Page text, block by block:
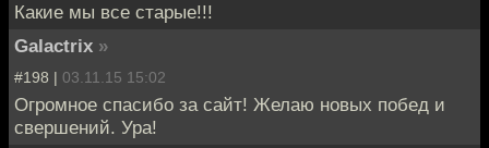
Какие мы все старые!!!
Galactrix »
#198 | 03.11.15 15:02
Огромное спасибо за сайт! Желаю новых побед и
свершений. Ура!